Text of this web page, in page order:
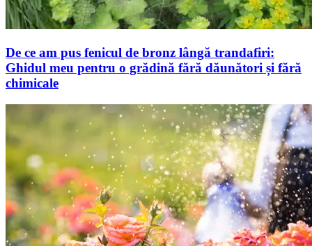
De ce am pus fenicul de bronz lângă trandafiri:
Ghidul meu pentru o grădină fără dăunători și fără
chimicale